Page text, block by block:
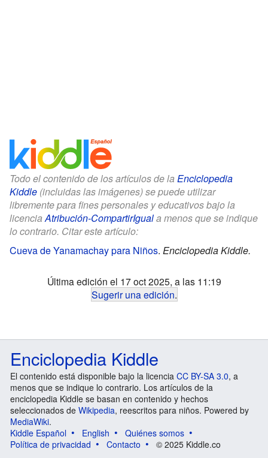
Todo el contenido de los artículos de la Enciclopedia
Kiddle (incluidas las imágenes) se puede utilizar
libremente para fines personales y educativos bajo la
licenciaAtribución-CompartirIguala menos que se indique
lo contrario. Citar este artículo:
Cueva de Yanamachay para Niños. Enciclopedia Kiddle.
Última edición el 17 oct 2025, a las 11:19
Sugerir una edición.
Enciclopedia Kiddle
El contenido está disponible bajo la licencia CC BY-SA 3.0, a
menos que se indique lo contrario. Los artículos de la
enciclopedia Kiddle se basan en contenido y hechos
seleccionados de Wikipedia, reescritos para niños. Powered by
MediaWiki.
Kiddle Español
English
Quiénes somos
Política de privacidad
Contacto © 2025 Kiddle.co